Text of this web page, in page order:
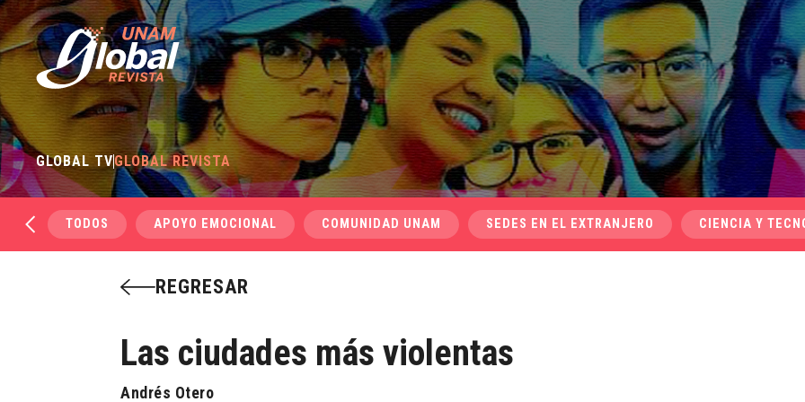
GLOBAL TVGLOBAL REVISTA
TODOS APOYO EMOCIONAL COMUNIDAD UNAM SEDES EN EL EXTRANJERO CIENCIA Y
REGRESAR
Las ciudades más violentas
Andrés Otero